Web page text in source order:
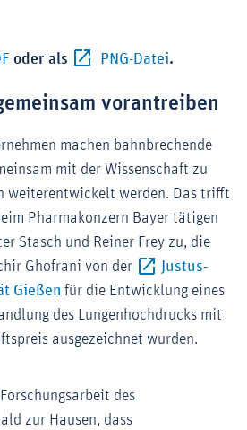
Externer-Link (Öffnet im neuen
oder als PNG-DateiExterner-
.
vorantreiben
machen bahnbrechende
mit der Wissenschaft zu
weiterentwickelt werden. Das trifft
Pharmakonzern Bayer tätigen
Stasch und Reiner Frey zu, die
Ghofrani von der
Justus-
Gießen Externer-Link (Öffnet im
für die Entwicklung eines
des Lungenhochdrucks mit
ausgezeichnet wurden.
des
zur Hausen, dass